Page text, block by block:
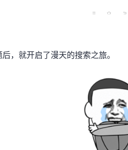
，就开启了漫天的搜索之旅。